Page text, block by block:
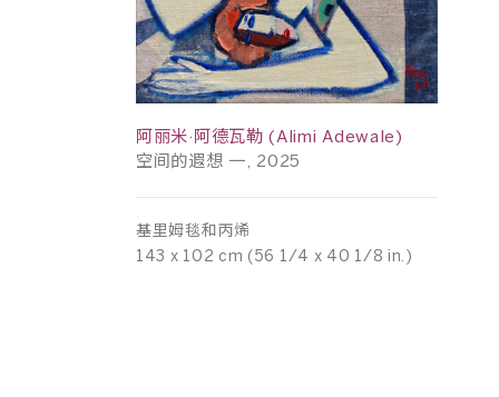
阿丽米·阿德瓦勒 (Alimi Adewale)
空间的遐想 一, 2025
基里姆毯和丙烯
143 x 102 cm (56 1/4 x 40 1/8 in.)